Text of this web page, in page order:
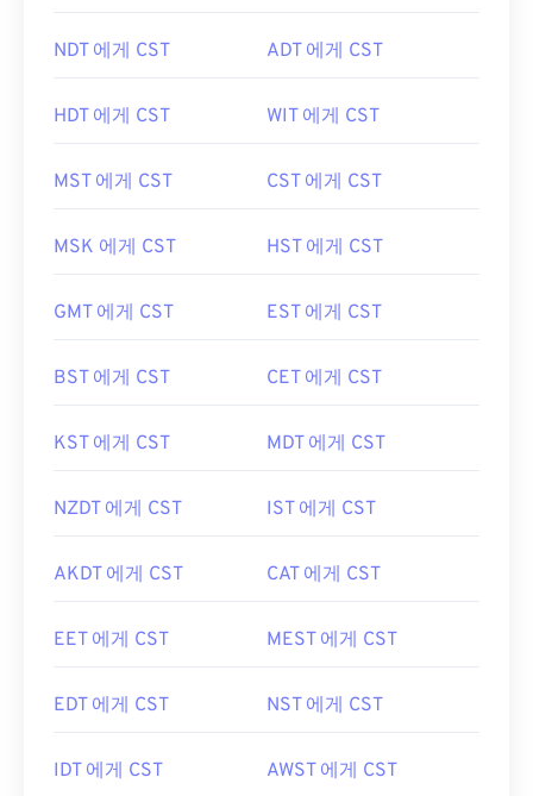
NDT 에게 CST ADT 에게 CST
HDT 에게 CST WIT 에게 CST
MST 에게 CST CST 에게 CST
MSK 에게 CST HST 에게 CST
GMT 에게 CST EST 에게 CST
BST 에게 CST CET 에게 CST
KST 에게 CST MDT 에게 CST
NZDT 에게 CST IST 에게 CST
AKDT 에게 CST CAT 에게 CST
EET 에게 CST MEST 에게 CST
EDT 에게 CST NST 에게 CST
IDT 에게 CST AWST 에게 CST